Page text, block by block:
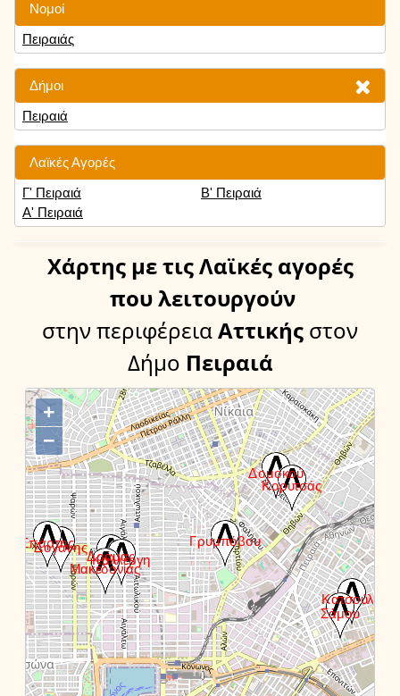
Νομοί
Πειραιάς
Δήμοι
Πειραιά
Λαϊκές Αγορές
Γ' Πειραιά
Α' Πειραιά
Β' Πειραιά
Χάρτης με τις Λαϊκές αγορές
που λειτουργούν
στην περιφέρειαΑττικής στον
Δήμο Πειραιά
+
−